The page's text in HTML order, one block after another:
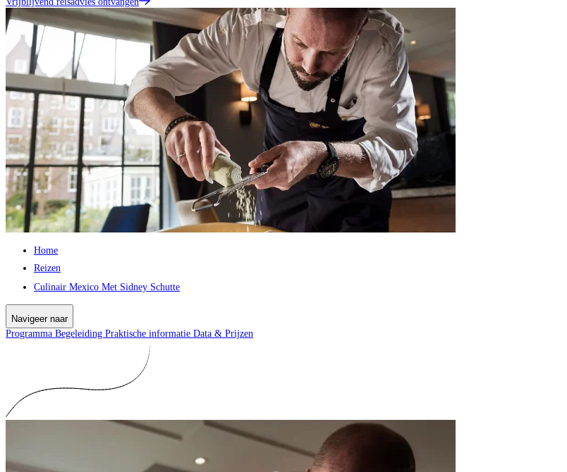
Home
Reizen
Culinair Mexico Met Sidney Schutte
Navigeer naar
Programma Begeleiding Praktische informatie Data & Prijzen